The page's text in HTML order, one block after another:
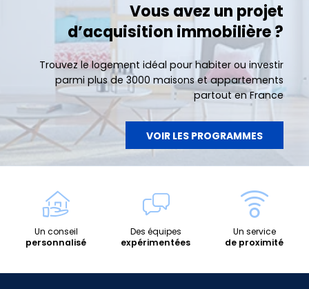
Vous avez un projet
d’acquisition immobilière ?
Trouvez le logement idéal pour habiter ou investir
parmi plus de 3000 maisons et appartements
partout en France
VOIR LES PROGRAMMES
Un conseil
personnalisé
Des équipes
expérimentées
Un service
de proximité